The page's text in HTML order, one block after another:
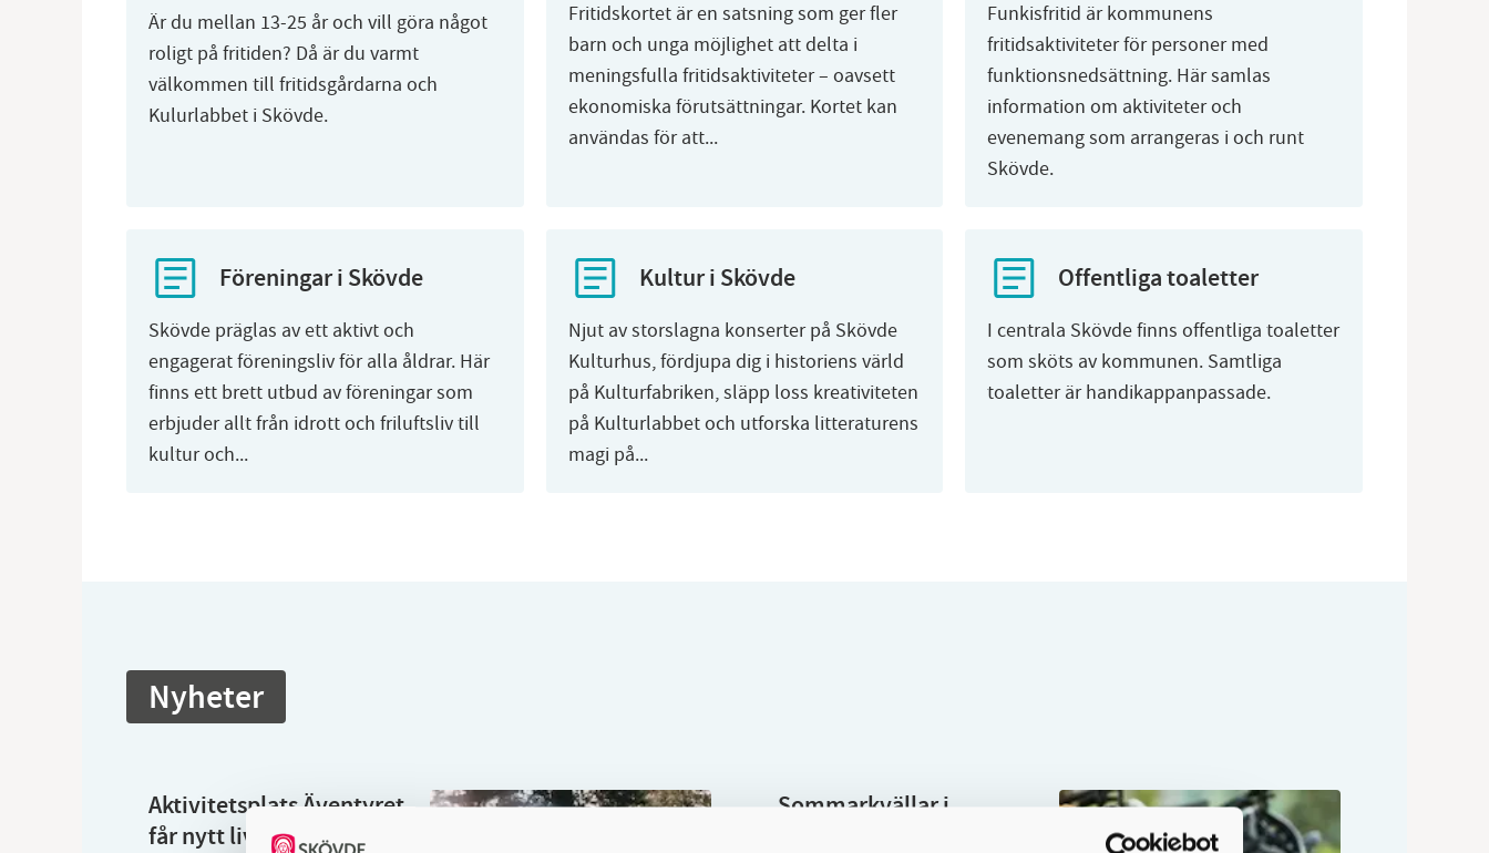
Är du mellan 13-25 år och vill göra något
roligt på fritiden? Då är du varmt
välkommen till fritidsgårdarna och
Kulurlabbet i Skövde.
Fritidskortet är en satsning som ger fler
barn och unga möjlighet att delta i
meningsfulla fritidsaktiviteter – oavsett
ekonomiska förutsättningar. Kortet kan
användas för att...
Funkisfritid är kommunens
fritidsaktiviteter för personer med
funktionsnedsättning. Här samlas
information om aktiviteter och
evenemang som arrangeras i och runt
Skövde.
Föreningar i Skövde
Skövde präglas av ett aktivt och
engagerat föreningsliv för alla åldrar. Här
finns ett brett utbud av föreningar som
erbjuder allt från idrott och friluftsliv till
kultur och...
Kultur i Skövde
Njut av storslagna konserter på Skövde
Kulturhus, fördjupa dig i historiens värld
på Kulturfabriken, släpp loss kreativiteten
på Kulturlabbet och utforska litteraturens
magi på...
Offentliga toaletter
I centrala Skövde finns offentliga toaletter
som sköts av kommunen. Samtliga
toaletter är handikappanpassade.
Nyheter
Aktivitetsplats Äventyret
får nytt liv
Sommarkvällar i